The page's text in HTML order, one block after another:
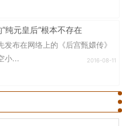
纯元皇后“根本不存在
布在网络上的《后宫甄嬛传》
小...
2016-08-11